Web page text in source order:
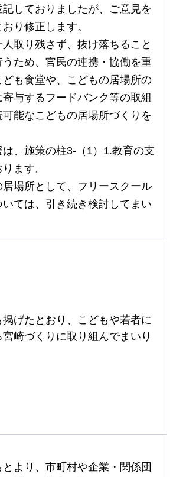
しておりましたが、ご意見を
り修正します。
人取り残さず、抜け落ちること
ため、官民の連携・協働を重
も食堂や、こどもの居場所の
与するフードバンク等の取組
能なこどもの居場所づくりを
、施策の柱3-（1）1.教育の支
ます。
居場所として、フリースクール
ては、引き続き検討してまい
げたとおり、こどもや若者に
崎づくりに取り組んでまいり
より、市町村や企業・関係団